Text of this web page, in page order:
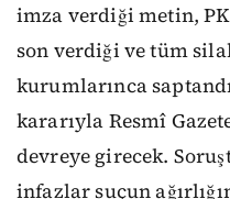
imza verdiği metin,
son verdiği ve tüm
kurumlarınca
kararıyla Resmî
devreye girecek.
infazlar suçun